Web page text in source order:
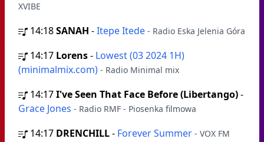
XVIBE
14:18SANAH -Itepe Itede - Radio Eska Jelenia Góra
14:17 Lorens- Lowest (03 2024 1H)
(minimalmix.com) - Radio Minimal mix
14:17I've Seen That Face Before (Libertango)-
Grace Jones - Radio RMF - Piosenka filmowa
14:17 DRENCHILL- Forever Summer - VOX FM